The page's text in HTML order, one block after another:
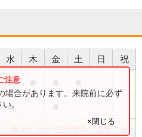
水 木 金 土 日 祝
●
●
事前に必ず医療機関に直接ご確
場合があります。来院前に必ず
。
×閉じる